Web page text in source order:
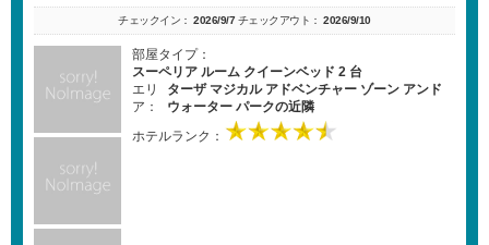
チェックイン： 2026/9/7 チェックアウト： 2026/9/10
部屋タイプ：
スーペリア ルーム クイーンベッド 2 台
エリ
ア：
ターザ マジカル アドベンチャー ゾーン アンド
ウォーター パークの近隣
ホテルランク：